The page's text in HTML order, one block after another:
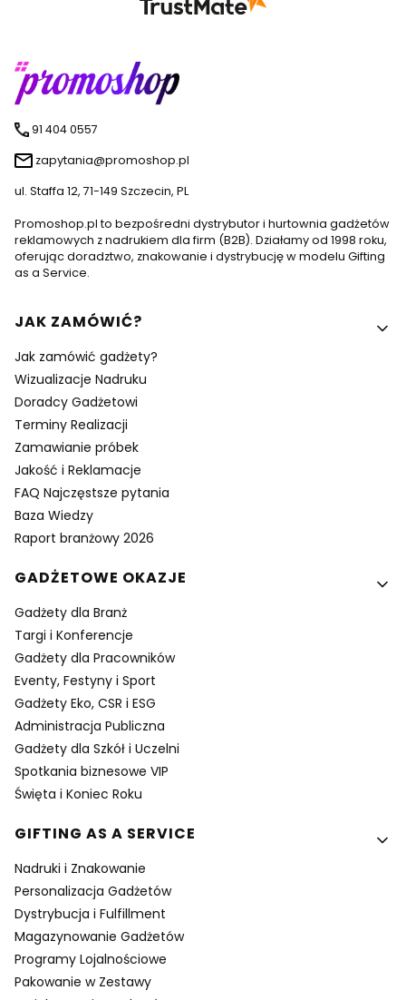
91 404 0557
zapytania@promoshop.pl
ul. Staffa 12, 71-149 Szczecin, PL
Promoshop.pl to bezpośredni dystrybutor i hurtownia gadżetów
reklamowych z nadrukiem dla firm (B2B). Działamy od 1998 roku,
oferując doradztwo, znakowanie i dystrybucję w modelu Gifting
as a Service.
Linki w stopce
JAK ZAMÓWIĆ?
Jak zamówić gadżety?
Wizualizacje Nadruku
Doradcy Gadżetowi
Terminy Realizacji
Zamawianie próbek
Jakość i Reklamacje
FAQ Najczęstsze pytania
Baza Wiedzy
Raport branżowy 2026
GADŻETOWE OKAZJE
Gadżety dla Branż
Targi i Konferencje
Gadżety dla Pracowników
Eventy, Festyny i Sport
Gadżety Eko, CSR i ESG
Administracja Publiczna
Gadżety dla Szkół i Uczelni
Spotkania biznesowe VIP
Święta i Koniec Roku
GIFTING AS A SERVICE
Nadruki i Znakowanie
Personalizacja Gadżetów
Dystrybucja i Fulfillment
Magazynowanie Gadżetów
Programy Lojalnościowe
Pakowanie w Zestawy